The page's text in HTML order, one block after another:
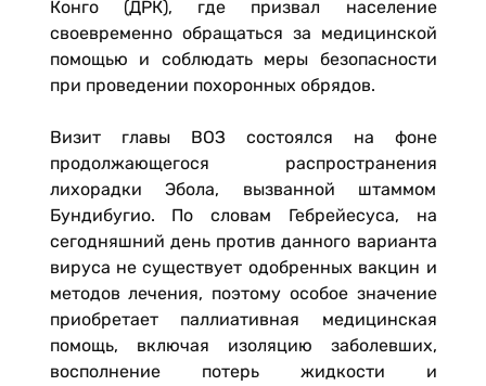
Конго (ДРК), где призвал население
своевременно обращаться за медицинской
помощью и соблюдать меры безопасности
при проведении похоронных обрядов.
Визит главы ВОЗ состоялся на фоне
продолжающегося распространения
лихорадки Эбола, вызванной штаммом
Бундибугио. По словам Гебрейесуса, на
сегодняшний день против данного варианта
вируса не существует одобренных вакцин и
методов лечения, поэтому особое значение
приобретает паллиативная медицинская
помощь, включая изоляцию заболевших,
восполнение потерь жидкости и